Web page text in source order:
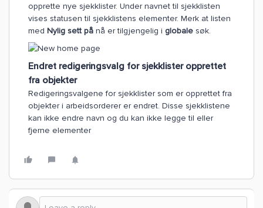
opprette nye sjekklister. Under navnet til sjekklisten
vises statusen til sjekklistens elementer. Merk at listen
med Nylig sett på nå er tilgjengelig i globale søk.
Endret redigeringsvalg for sjekklister opprettet
fra objekter
Redigeringsvalgene for sjekklister som er opprettet fra
objekter i arbeidsorderer er endret. Disse sjekklistene
kan ikke endre navn og du kan ikke legge til eller
fjerne elementer